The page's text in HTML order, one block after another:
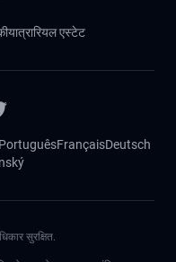
यात्रारियल एस्टेट
PortuguêsFrançaisDeutsch
सुरक्षित.